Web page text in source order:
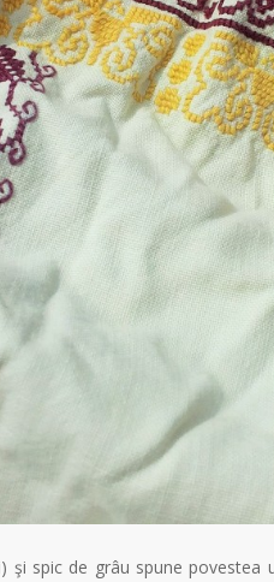
şi spic de grâu spune